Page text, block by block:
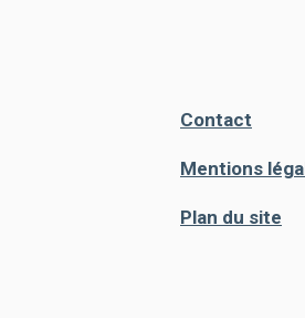
Contact
Mentions
Plan du site